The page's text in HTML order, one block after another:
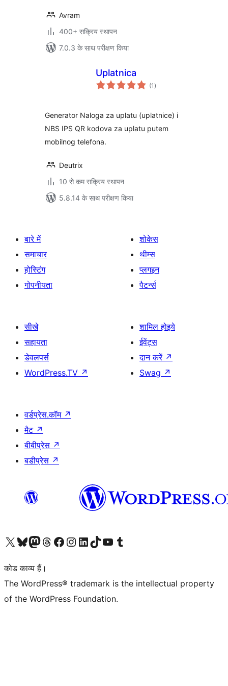
Avram
400+ सक्रिय स्थापन
7.0.3 के साथ परीक्षण किया
Uplatnica
(1 कुल
दर)
Generator Naloga za uplatu (uplatnice) i
NBS IPS QR kodova za uplatu putem
mobilnog telefona.
Deutrix
10 से कम सक्रिय स्थापन
5.8.14 के साथ परीक्षण किया
बारे में
समाचार
होस्टिंग
गोपनीयता
शोकेस
थीम्स
प्लगइन
पैटर्न्स
सीखे
सहायता
डेवलपर्स
WordPress.TV ↗
शामिल होइये
ईवेंट्स
दान करें ↗
Swag ↗
वर्डप्रेस.कॉम ↗
मैट ↗
बीबीप्रेस ↗
बडीप्रेस ↗
Visit our X (formerly Twitter) account
हमारे बलुस्की खाते पर जाएँVisit our Mastodon account
हमारे थ्रेड्स अकाउंट पर जाएंहमारे फेसबुक पेज पर जाएँहमारे इंस्टाग्राम अकाउंट पर जाएंहमारे लिंक्डइन खाते पर जाएँहमारे टिकटॉक खाते पर जाएँहमारे यूट्यूब चैनल पर जाएंहमारे Tumblr खाते पर जाएँ
कोड काव्य हैं।
The WordPress® trademark is the intellectual property
of the WordPress Foundation.